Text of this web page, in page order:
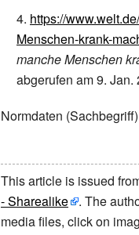
https://
Menschen-krank-
manche Menschen
abgerufen am 9. Jan.
Normdaten
This article is issued
- Sharealike
. The
media files, click on